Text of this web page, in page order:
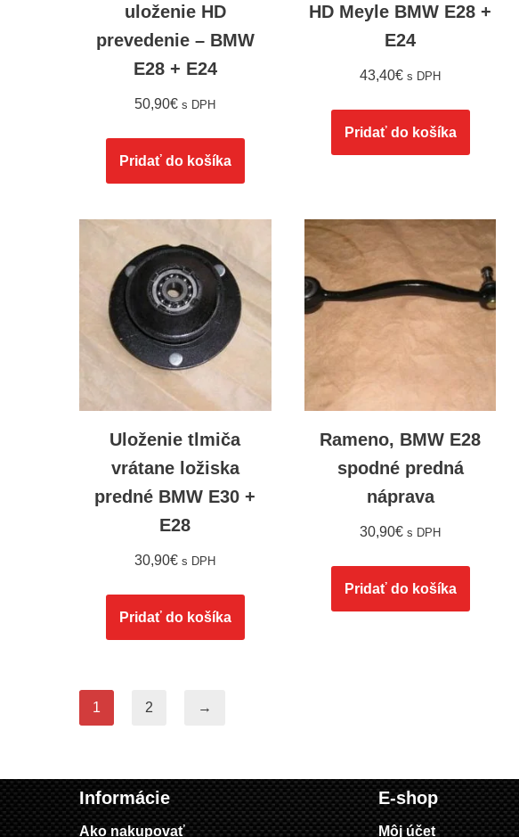
uloženie HD
prevedenie – BMW
E28 + E24
50,90€ s DPH
Pridať do košíka
HD Meyle BMW E28 +
E24
43,40€ s DPH
Pridať do košíka
Uloženie tlmiča
vrátane ložiska
predné BMW E30 +
E28
30,90€ s DPH
Pridať do košíka
Rameno, BMW E28
spodné predná
náprava
30,90€ s DPH
Pridať do košíka
1 2 →
Informácie
Ako nakupovať
E-shop
Môj účet